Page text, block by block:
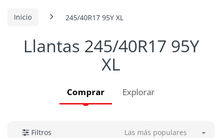
Inicio 245/40R17 95Y XL
Llantas 245/40R17 95Y
XL
Comprar Explorar
Filtros Las más populares